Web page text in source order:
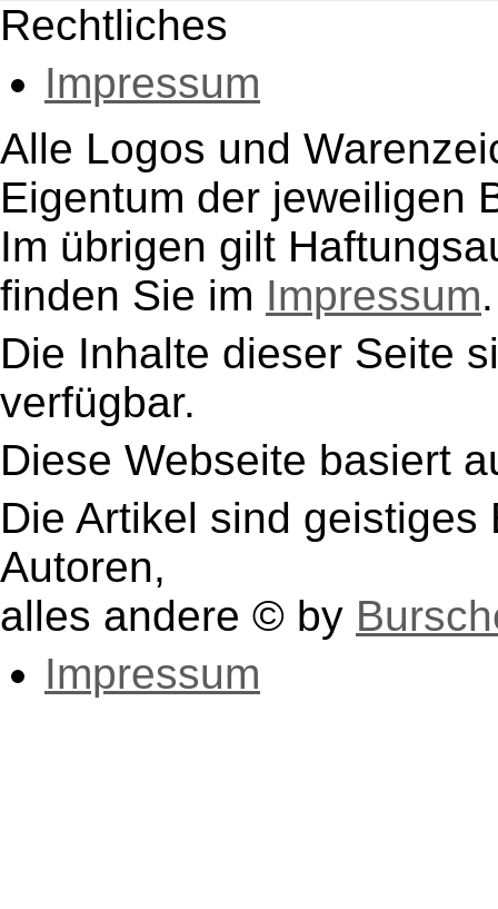
Rechtliches
Impressum
Alle Logos und
Eigentum der jeweiligen
Im übrigen gilt
finden Sie im Impressum.
Die Inhalte dieser Seite
verfügbar.
Diese Webseite basiert
Die Artikel sind
Autoren,
alles andere © by
Impressum